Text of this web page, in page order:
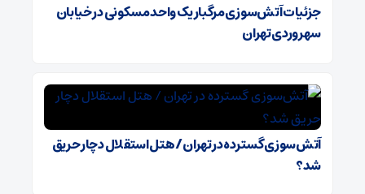
جزئیات آتش‌سوزی مرگبار یک واحد مسکونی در خیابان
سهروردی تهران
آتش‌سوزی گسترده در تهران / هتل استقلال دچار حریق
شد؟